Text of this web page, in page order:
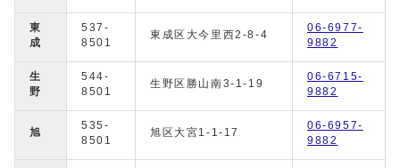
東
成
537-
8501
東成区大今里西2-8-4
06-6977-
9882
生
野
544-
8501
生野区勝山南3-1-19
06-6715-
9882
旭
535-
8501
旭区大宮1-1-17
06-6957-
9882